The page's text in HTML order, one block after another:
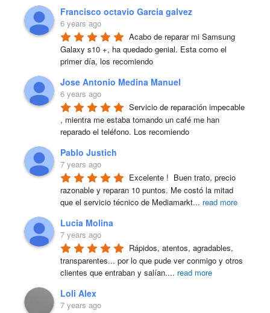
Francisco octavio Garcia galvez
6 years ago
Acabo de reparar mi Samsung
Galaxy s10 +, ha quedado genial. Esta como el
primer día, los recomiendo
Jose Antonio Medina Manuel
6 years ago
Servicio de reparación impecable
, mientra me estaba tomando un café me han
reparado el teléfono. Los recomiendo
Pablo Justich
7 years ago
Excelente !  Buen trato, precio
razonable y reparan 10 puntos. Me costó la mitad
que el servicio técnico de Mediamarkt... read more
Lucia Molina
7 years ago
Rápidos, atentos, agradables,
transparentes... por lo que pude ver conmigo y otros
clientes que entraban y salían.... read more
Loli Alex
7 years ago